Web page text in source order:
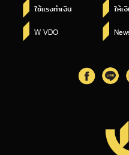
ใช้แรงทำเงิน ให้เ
W VDO